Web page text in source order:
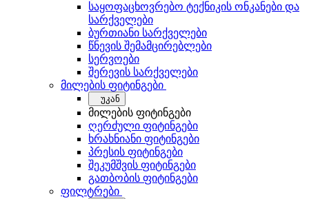
საყოფაცხოვრებო ტექნიკის ონკანები და
სარქველები
ბურთიანი სარქველები
წნევის შემამცირებლები
სერვოები
შერევის სარქველები
მილების ფიტინგები
უკან
მილების ფიტინგები
ღერძული ფიტინგები
ხრახნიანი ფიტინგები
პრესის ფიტინგები
შეკუმშვის ფიტინგები
გათბობის ფიტინგები
ფილტრები